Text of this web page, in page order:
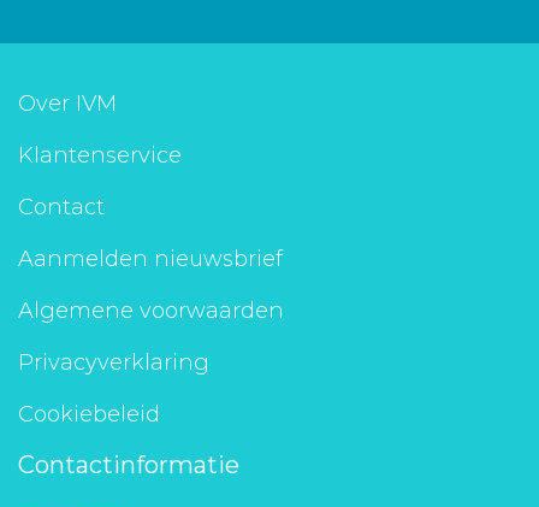
Over IVM
Klantenservice
Contact
Aanmelden nieuwsbrief
Algemene voorwaarden
Privacyverklaring
Cookiebeleid
Contactinformatie